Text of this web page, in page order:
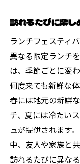
訪れるたびに楽し
ランチフェスティ
異なる限定ランチ
は、季節ごとに変
何度来ても新鮮な
春には地元の新鮮
チ、夏には冷たい
ュが提供されます
中、友人や家族と
訪れるたびに異な